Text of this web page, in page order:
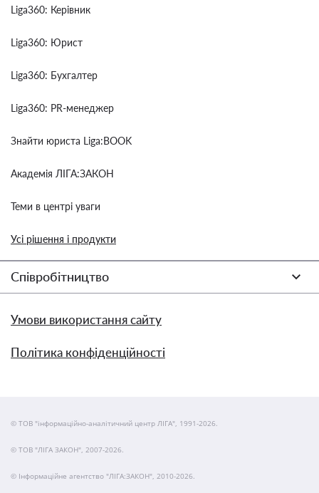
Liga360: Керівник
Liga360: Юрист
Liga360: Бухгалтер
Liga360: PR-менеджер
Знайти юриста Liga:BOOK
Академія ЛІГА:ЗАКОН
Теми в центрі уваги
Усі рішення і продукти
Співробітництво
Умови використання сайту
Політика конфіденційності
© ТОВ "інформаційно-аналітичний центр ЛІГА", 1991-2026.
© ТОВ "ЛІГА ЗАКОН", 2007-2026.
© Інформаційне агентство "ЛІГА:ЗАКОН", 2010-2026.